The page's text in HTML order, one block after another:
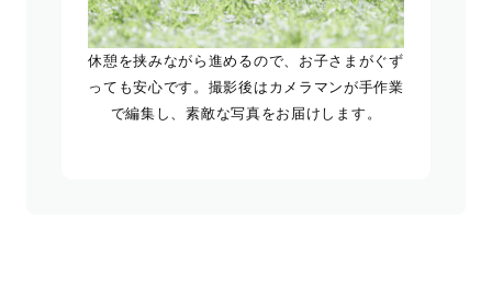
休憩を挟みながら進めるので、お子さまがぐず
っても安心です。撮影後はカメラマンが手作業
で編集し、素敵な写真をお届けします。